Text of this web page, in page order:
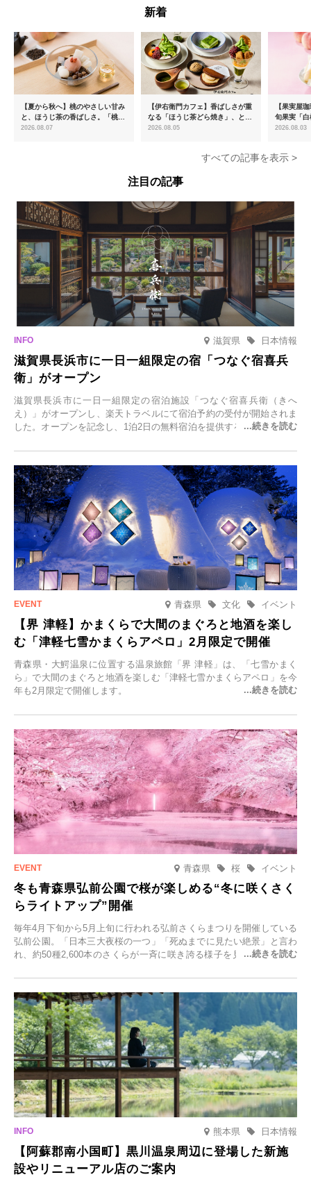
新着
【夏から秋へ】桃のやさしい甘み
と、ほうじ茶の香ばしさ。「桃と
ほうじ茶のあんみつ」を8月中旬
2026.08.07
【伊右衛門カフェ】香ばしさが重
なる「ほうじ茶どら焼き」、とろ
ける「宇治抹茶ティラミス」が新
2026.08.05
【果実屋
旬果実「
限定販売
2026.08.03
すべての記事を表示 >
注目の記事
滋賀県 日本情報
滋賀県長浜市に一日一組限定の宿「つなぐ宿喜兵
衛」がオープン
滋賀県長浜市に一日一組限定の宿泊施設「つなぐ宿喜兵衛（きへ
え）」がオープンし、楽天トラベルにて宿泊予約の受付が開始されま
した。オープンを記念し、1泊2日の無料宿泊を提供するキャンペーン
一組限定の宿だからこそ叶う、大切な人との特別な時間を体験いただ
けます。
青森県 イベント
文化
【界 津軽】かまくらで大間のまぐろと地酒を楽し
む「津軽七雪かまくらアペロ」2月限定で開催
青森県・大鰐温泉に位置する温泉旅館「界 津軽」は、「七雪かまく
ら」で大間のまぐろと地酒を楽しむ「津軽七雪かまくらアペロ」を今
年も2月限定で開催します。
青森県 イベント
桜
冬も青森県弘前公園で桜が楽しめる“冬に咲くさく
らライトアップ”開催
毎年4月下旬から5月上旬に行われる弘前さくらまつりを開催している
弘前公園。「日本三大夜桜の一つ」「死ぬまでに見たい絶景」と言わ
れ、約50種2,600本のさくらが一斉に咲き誇る様子を見に、世界中か
日(月)～2026年2月28日(土)の期間、「冬に咲くさくらライトアップ」
を開催します。
熊本県 日本情報
【阿蘇郡南小国町】黒川温泉周辺に登場した新施
設やリニューアル店のご案内